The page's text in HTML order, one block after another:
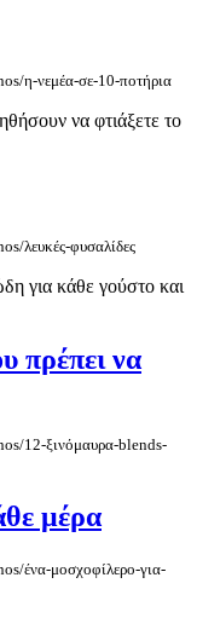
η-νεμέα-σε-10-ποτήρια
να φτιάξετε το
λευκές-φυσαλίδες
για κάθε γούστο και
πρέπει να
12-ξινόμαυρα-blends-
μέρα
ένα-μοσχοφίλερο-για-